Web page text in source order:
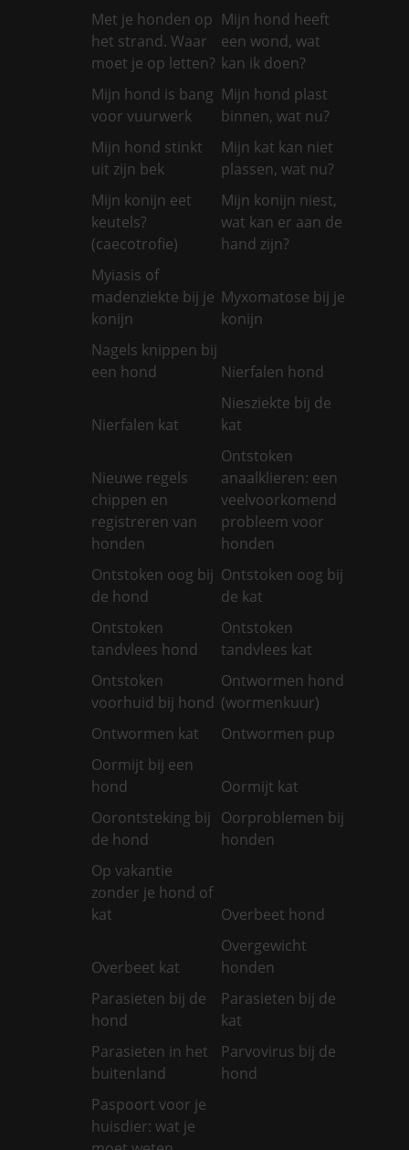
Met je honden op
het strand. Waar
moet je op letten?
Mijn hond heeft
een wond, wat
kan ik doen?
Mijn hond is bang
voor vuurwerk
Mijn hond plast
binnen, wat nu?
Mijn hond stinkt
uit zijn bek
Mijn kat kan niet
plassen, wat nu?
Mijn konijn eet
keutels?
(caecotrofie)
Mijn konijn niest,
wat kan er aan de
hand zijn?
Myiasis of
madenziekte bij je
konijn
Myxomatose bij je
konijn
Nagels knippen bij
een hond
Nierfalen hond
Nierfalen kat
Niesziekte bij de
kat
Nieuwe regels
chippen en
registreren van
honden
Ontstoken
anaalklieren: een
veelvoorkomend
probleem voor
honden
Ontstoken oog bij
de hond
Ontstoken oog bij
de kat
Ontstoken
tandvlees hond
Ontstoken
tandvlees kat
Ontstoken
voorhuid bij hond
Ontwormen hond
(wormenkuur)
Ontwormen kat
Ontwormen pup
Oormijt bij een
hond
Oormijt kat
Oorontsteking bij
de hond
Oorproblemen bij
honden
Op vakantie
zonder je hond of
kat
Overbeet hond
Overbeet kat
Overgewicht
honden
Parasieten bij de
hond
Parasieten bij de
kat
Parasieten in het
buitenland
Parvovirus bij de
hond
Paspoort voor je
huisdier: wat je